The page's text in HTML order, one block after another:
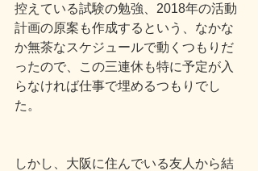
控えている試験の勉強、2018年の活動
計画の原案も作成するという、なかな
か無茶なスケジュールで動くつもりだ
ったので、この三連休も特に予定が入
らなければ仕事で埋めるつもりでし
た。
しかし、大阪に住んでいる友人から結